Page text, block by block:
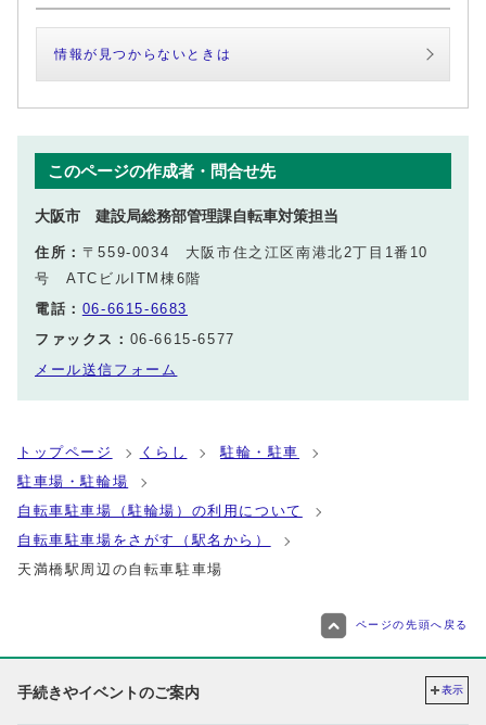
情報が見つからないときは
このページの作成者・問合せ先
大阪市 建設局総務部管理課自転車対策担当
住所： 〒559-0034 大阪市住之江区南港北2丁目1番10
号 ATCビルITM棟6階
電話： 06-6615-6683
ファックス： 06-6615-6577
メール送信フォーム
トップページ くらし
駐輪・駐車
駐車場・駐輪場
自転車駐車場（駐輪場）の利用について
自転車駐車場をさがす（駅名から）
天満橋駅周辺の自転車駐車場
ページの先頭へ戻る
手続きやイベントのご案内 表示